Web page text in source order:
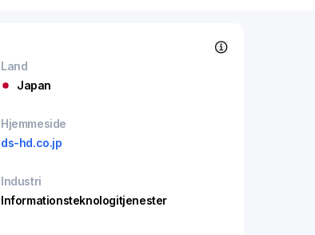
Land
Japan
Hjemmeside
ds-hd.co.jp
Industri
Informationsteknologitjenester